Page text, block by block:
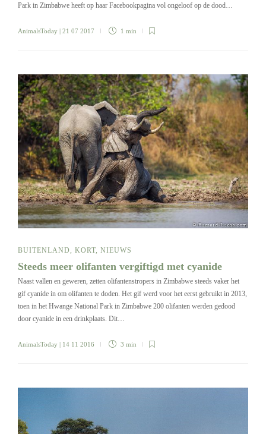
Park in Zimbabwe heeft op haar Facebookpagina vol ongeloof op de dood…
AnimalsToday | 21 07 2017 1 min
BUITENLAND, KORT, NIEUWS
Steeds meer olifanten vergiftigd met cyanide
Naast vallen en geweren, zetten olifantenstropers in Zimbabwe steeds vaker het
gif cyanide in om olifanten te doden. Het gif werd voor het eerst gebruikt in 2013,
toen in het Hwange National Park in Zimbabwe 200 olifanten werden gedood
door cyanide in een drinkplaats. Dit…
AnimalsToday | 14 11 2016 3 min